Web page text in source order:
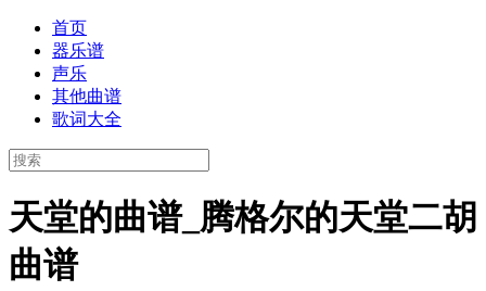
首页
器乐谱
声乐
其他曲谱
歌词大全
天堂的曲谱_腾格尔的天堂二胡
曲谱